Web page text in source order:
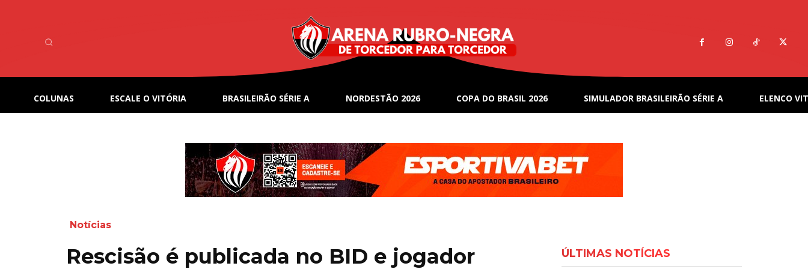
COLUNAS ESCALE O VITÓRIA BRASILEIRÃO SÉRIE A NORDESTÃO 2026 COPA DO BRASIL 2026 SIMULADOR BRASILEIRÃO SÉRIE A ELENCO
Notícias
Rescisão é publicada no BID e jogador ÚLTIMAS NOTÍCIAS